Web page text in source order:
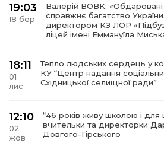
19:03
18 бер
Валерій ВОВК: «Обдаровані
справжнє багатство
директором КЗ ЛОР
ліцей імені Еммануїла
18:11
01
лис
Тепло людських сердець у
КУ “Центр надання
Східницької селищної ради”
12:10
02
жов
“46 років живу школою і для
вчительки та директорки
Довгого-Гірського